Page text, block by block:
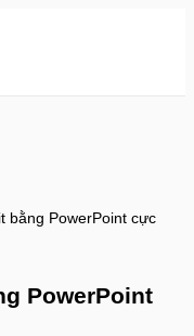
bằng PowerPoint cực
PowerPoint